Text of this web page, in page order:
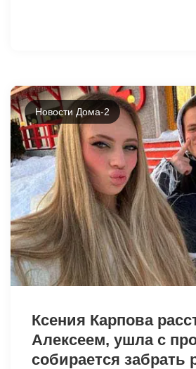
Новости Дома-2
Ксения Карпова
Алексеем, ушла с
собирается забрать